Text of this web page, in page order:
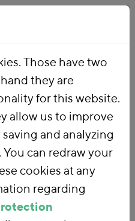
Those have two
they are
for this website.
allow us to improve
and analyzing
can redraw your
cookies at any
regarding